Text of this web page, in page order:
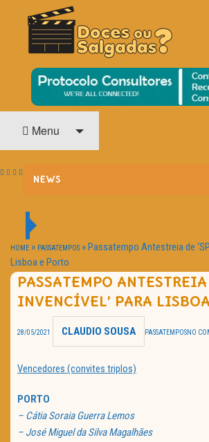
DOCES OU SALGADAS?
O Cinema? Uma Paixão!!
Menu
NEWS
HOME CINEMA
NOTA PESSOAL
TRAILER DO DIA
Política de Privacidade
HOME » PASSATEMPOS »Passatempo Antestreia de
Lisboa e Porto
PASSATEMPO
INVENCÍVEL’ PARA
28/05/2021 CLAUDIO SOUSA PASSATEMPOSNO
Vencedores (convites triplos)
PORTO
– Cátia Soraia Guerra Lemos
– José Miguel da Silva Magalhães